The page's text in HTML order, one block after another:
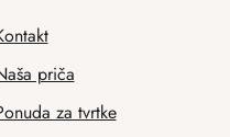
priča
za tvrtke